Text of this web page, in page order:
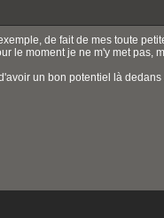
de fait de mes toute
le moment je ne m'y met pas,
un bon potentiel là dedans